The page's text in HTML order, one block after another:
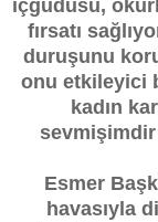
içgüdüsü,
fırsatı
duruşunu
onu etkileyici
kadın
Esmer
havasıyla